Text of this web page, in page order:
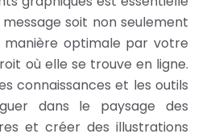
soit non seulement
manière optimale par votre
où elle se trouve en ligne.
connaissances et les outils
dans le paysage des
et créer des illustrations